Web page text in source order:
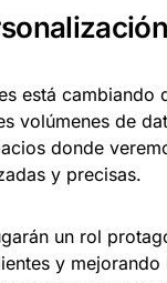
está cambiando
volúmenes de
donde
y precisas.
un rol
y